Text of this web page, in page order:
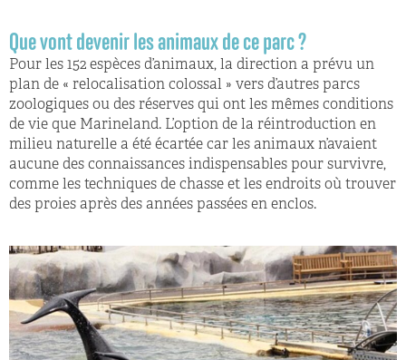
Que vont devenir les animaux de ce parc ?
Pour les 152 espèces d’animaux, la direction a prévu un
plan de « relocalisation colossal » vers d’autres parcs
zoologiques ou des réserves qui ont les mêmes conditions
de vie que Marineland. L’option de la réintroduction en
milieu naturelle a été écartée car les animaux n’avaient
aucune des connaissances indispensables pour survivre,
comme les techniques de chasse et les endroits où trouver
des proies après des années passées en enclos.